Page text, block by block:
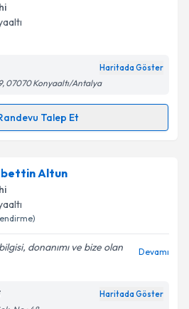
Haritada Göster
07070 Konyaaltı/Antalya
Talep Et
Talebi
için randevu takvimi talebi
randevu almanız için bir
e-posta ile bilgilendireceğiz.
işlenmesine ilişkin
Aydınlatma
Altun
donanımı ve bize olan
Devamı
Haritada Göster